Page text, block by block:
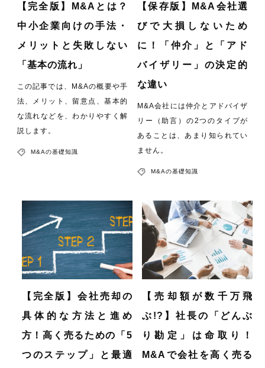
【完全版】M&Aとは？
中小企業向けの手法・
メリットと失敗しない
「基本の流れ」
この記事では、M&Aの概要や手
法、メリット、留意点、基本的
な流れなどを、わかりやすく解
説します。
M&Aの基礎知識
【保存版】M&A会社選
びで大損しないため
に！「仲介」と「アド
バイザリー」の決定的
な違い
M&A会社には仲介とアドバイザ
リー（助言）の2つのタイプが
あることは、あまり知られてい
ません。
M&Aの基礎知識
【完全版】会社売却の
具体的な方法と進め
方！高く売るための「5
つのステップ」と最適
【売却額が数千万飛
ぶ!?】社長の「どんぶ
り勘定」は命取り！
M&Aで会社を高く売る